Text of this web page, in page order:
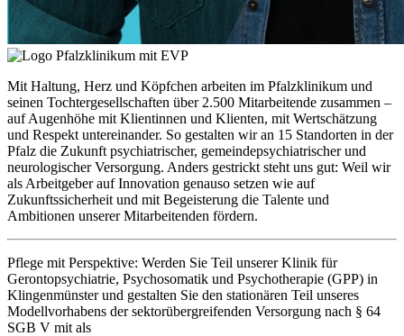
Mit Haltung, Herz und Köpfchen arbeiten im Pfalzklinikum und
seinen Tochtergesellschaften über 2.500 Mitarbeitende zusammen –
auf Augenhöhe mit Klientinnen und Klienten, mit Wertschätzung
und Respekt untereinander. So gestalten wir an 15 Standorten in der
Pfalz die Zukunft psychiatrischer, gemeindepsychiatrischer und
neurologischer Versorgung. Anders gestrickt steht uns gut: Weil wir
als Arbeitgeber auf Innovation genauso setzen wie auf
Zukunftssicherheit und mit Begeisterung die Talente und
Ambitionen unserer Mitarbeitenden fördern.
Pflege mit Perspektive: Werden Sie Teil unserer Klinik für
Gerontopsychiatrie, Psychosomatik und Psychotherapie (GPP) in
Klingenmünster und gestalten Sie den stationären Teil unseres
Modellvorhabens der sektorübergreifenden Versorgung nach § 64
SGB V mit als